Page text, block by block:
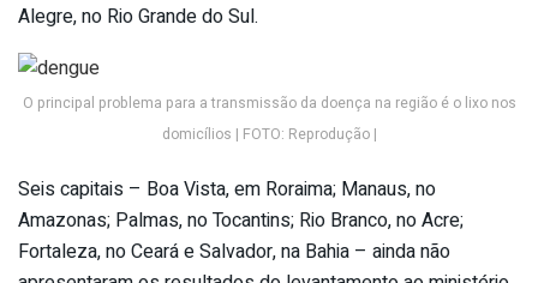
Alegre, no Rio Grande do Sul.
O principal problema para a transmissão da doença na região é o lixo nos
domicílios | FOTO: Reprodução |
Seis capitais – Boa Vista, em Roraima; Manaus, no
Amazonas; Palmas, no Tocantins; Rio Branco, no Acre;
Fortaleza, no Ceará e Salvador, na Bahia – ainda não